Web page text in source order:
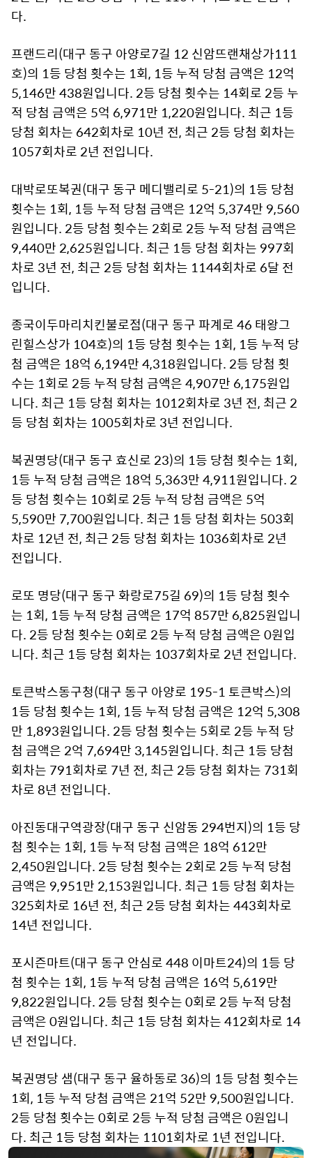
다.
프랜드리(대구 동구 아양로7길 12 신암뜨랜채상가111
호)의 1등 당첨 횟수는 1회, 1등 누적 당첨 금액은 12억
5,146만 438원입니다. 2등 당첨 횟수는 14회로 2등 누
적 당첨 금액은 5억 6,971만 1,220원입니다. 최근 1등
당첨 회차는 642회차로 10년 전, 최근 2등 당첨 회차는
1057회차로 2년 전입니다.
대박로또복권(대구 동구 메디밸리로 5-21)의 1등 당첨
횟수는 1회, 1등 누적 당첨 금액은 12억 5,374만 9,560
원입니다. 2등 당첨 횟수는 2회로 2등 누적 당첨 금액은
9,440만 2,625원입니다. 최근 1등 당첨 회차는 997회
차로 3년 전, 최근 2등 당첨 회차는 1144회차로 6달 전
입니다.
종국이두마리치킨불로점(대구 동구 파계로 46 태왕그
린힐스상가 104호)의 1등 당첨 횟수는 1회, 1등 누적 당
첨 금액은 18억 6,194만 4,318원입니다. 2등 당첨 횟
수는 1회로 2등 누적 당첨 금액은 4,907만 6,175원입
니다. 최근 1등 당첨 회차는 1012회차로 3년 전, 최근 2
등 당첨 회차는 1005회차로 3년 전입니다.
복권명당(대구 동구 효신로 23)의 1등 당첨 횟수는 1회,
1등 누적 당첨 금액은 18억 5,363만 4,911원입니다. 2
등 당첨 횟수는 10회로 2등 누적 당첨 금액은 5억
5,590만 7,700원입니다. 최근 1등 당첨 회차는 503회
차로 12년 전, 최근 2등 당첨 회차는 1036회차로 2년
전입니다.
로또 명당(대구 동구 화랑로75길 69)의 1등 당첨 횟수
는 1회, 1등 누적 당첨 금액은 17억 857만 6,825원입니
다. 2등 당첨 횟수는 0회로 2등 누적 당첨 금액은 0원입
니다. 최근 1등 당첨 회차는 1037회차로 2년 전입니다.
토큰박스동구청(대구 동구 아양로 195-1 토큰박스)의
1등 당첨 횟수는 1회, 1등 누적 당첨 금액은 12억 5,308
만 1,893원입니다. 2등 당첨 횟수는 5회로 2등 누적 당
첨 금액은 2억 7,694만 3,145원입니다. 최근 1등 당첨
회차는 791회차로 7년 전, 최근 2등 당첨 회차는 731회
차로 8년 전입니다.
아진동대구역광장(대구 동구 신암동 294번지)의 1등 당
첨 횟수는 1회, 1등 누적 당첨 금액은 18억 612만
2,450원입니다. 2등 당첨 횟수는 2회로 2등 누적 당첨
금액은 9,951만 2,153원입니다. 최근 1등 당첨 회차는
325회차로 16년 전, 최근 2등 당첨 회차는 443회차로
14년 전입니다.
포시즌마트(대구 동구 안심로 448 이마트24)의 1등 당
첨 횟수는 1회, 1등 누적 당첨 금액은 16억 5,619만
9,822원입니다. 2등 당첨 횟수는 0회로 2등 누적 당첨
금액은 0원입니다. 최근 1등 당첨 회차는 412회차로 14
년 전입니다.
복권명당 샘(대구 동구 율하동로 36)의 1등 당첨 횟수는
1회, 1등 누적 당첨 금액은 21억 52만 9,500원입니다.
2등 당첨 횟수는 0회로 2등 누적 당첨 금액은 0원입니
다. 최근 1등 당첨 회차는 1101회차로 1년 전입니다.